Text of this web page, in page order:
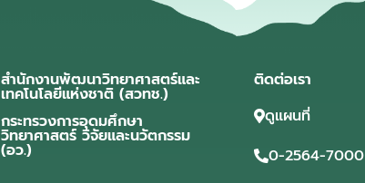
สำนักงานพัฒนาวิทยาศาสตร์และ
เทคโนโลยีแห่งชาติ (สวทช.)
กระทรวงการอุดมศึกษา
วิทยาศาสตร์ วิจัยและนวัตกรรม
(อว.)
ติดต่อเรา
ดูแผนที่
0-2564-7000